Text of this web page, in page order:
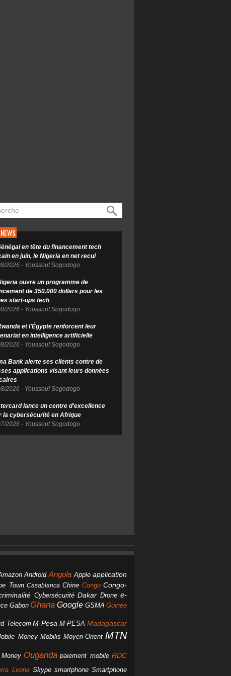
en tête du financement tech
en juin, le Nigeria en net recul
2026 - Youssouf Sogodogo
ouvre un programme de
de 350.000 dollars pour les
start-ups tech
2026 - Youssouf Sogodogo
et l'Égypte renforcent leur
en intelligence artificielle
2026 - Youssouf Sogodogo
Bank alerte ses clients contre de
applications visant leurs données
2026 - Youssouf Sogodogo
lance un centre d'excellence
la cybersécurité en Afrique
2026 - Youssouf Sogodogo
Android Angola Apple application
Town Casablanca Chine Congo Congo-
Cybersécurité Dakar Drone e-
Gabon Ghana Google GSMA Guinée
Telecom M-Pesa M-PESA Madagascar
Money Mobilis Moyen-Orient MTN
Ouganda paiement mobile RDC
Leone Skype smartphone Smartphone